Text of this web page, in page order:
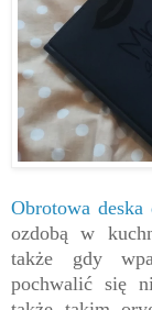
Obrotowa deska
ozdobą w
także gdy
pochwalić się